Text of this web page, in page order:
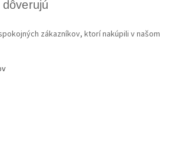
zákazníkov, ktorí nakúpili v našom